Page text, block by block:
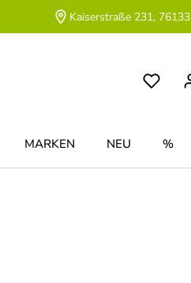
Kaiserstraße 231,
MARKEN NEU %